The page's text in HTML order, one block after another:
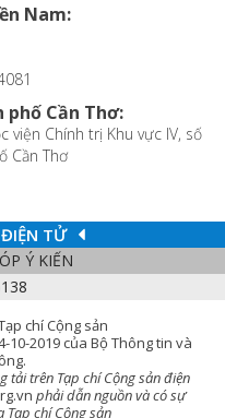
Nam:
Cần Thơ:
viện Chính trị Khu vực IV, số
Cần Thơ
TỬ
Ý KIẾN
chí Cộng sản
10-2019 của Bộ Thông tin và
tải trên Tạp chí Cộng sản điện
phải dẫn nguồn và có sự
chí Cộng sản